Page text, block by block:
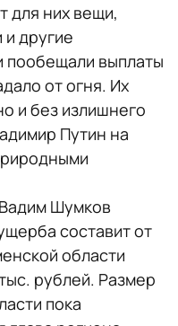
для них вещи,
и другие
пообещали выплаты
от огня. Их
и без излишнего
Путин на
Шумков
составит от
области
рублей. Размер
пока